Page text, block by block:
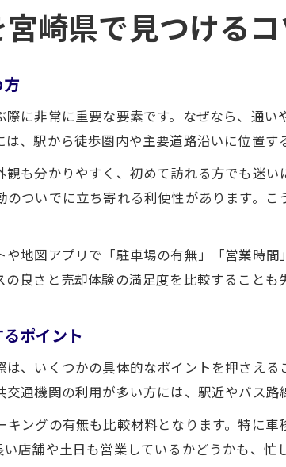
買取を宮崎県で選ぶならアクセスも重視
アクセス便利な宮崎県の買取店を選
宮崎県の買取店で車でも通いやすい
営業時間や定休日もチェックするべ
アクセス良好な場所で安心の買取体験
アクセス抜群の買取店で体験できる
初めてでも迷わない買取店舗の選び方
アクセスの良い買取店がリピーター
車でも便利な宮崎県の買取スポット徹底
車で通える買取スポットの見つけ方
駐車場完備の宮崎県買取店が選ばれ
大型品でも安心して売れる買取店の
宮崎県で車利用者に人気の買取店事
崎県で見つける
に非常に重要な要素です。なぜなら、通
、駅から徒歩圏内や主要道路沿いに位置す
も分かりやすく、初めて訪れる方でも迷
ついでに立ち寄れる利便性があります。
地図アプリで「駐車場の有無」「営業時
良さと売却体験の満足度を比較することも
ポイント
、いくつかの具体的なポイントを押さえ
通機関の利用が多い方には、駅近やバス路
ングの有無も比較材料となります。特に
店舗や土日も営業しているかどうかも、忙